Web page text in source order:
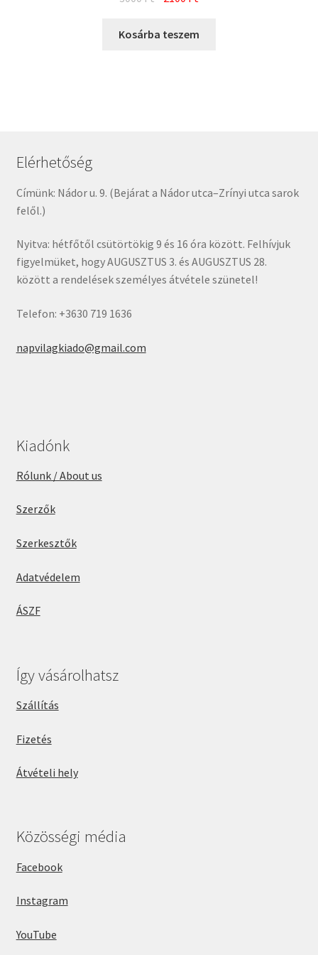
was:
is:
Kosárba teszem
Elérhetőség
Címünk: Nádor u. 9. (Bejárat a Nádor utca–Zrínyi utca sarok
felől.)
Nyitva: hétfőtől csütörtökig 9 és 16 óra között. Felhívjuk
figyelmüket, hogy AUGUSZTUS 3. és AUGUSZTUS 28.
között a rendelések személyes átvétele szünetel!
Telefon: +3630 719 1636
napvilagkiado@gmail.com
Kiadónk
Rólunk / About us
Szerzők
Szerkesztők
Adatvédelem
ÁSZF
Így vásárolhatsz
Szállítás
Fizetés
Átvételi hely
Közösségi média
Facebook
Instagram
YouTube